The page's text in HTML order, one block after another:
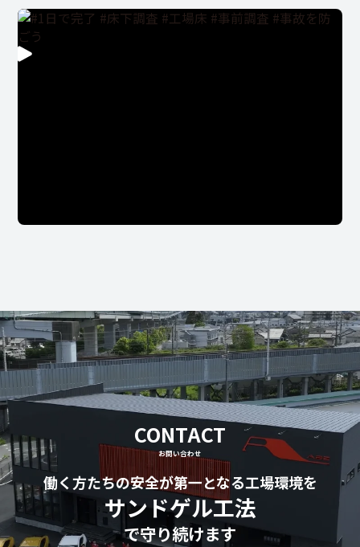
CONTACT
お問い合わせ
働く方たちの安全が第一となる工場環境を
サンドゲル工法
で守り続けます